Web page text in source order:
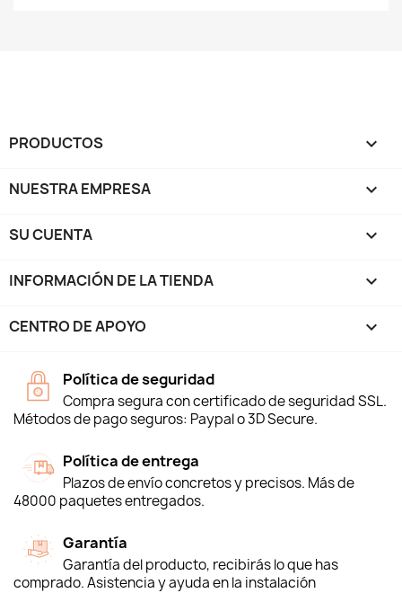
PRODUCTOS 
NUESTRA EMPRESA 
SU CUENTA 
INFORMACIÓN DE LA TIENDA keyboard_arrow_down
CENTRO DE APOYO 
Política de seguridad
Compra segura con certificado de seguridad SSL.
Métodos de pago seguros: Paypal o 3D Secure.
Política de entrega
Plazos de envío concretos y precisos. Más de
48000 paquetes entregados.
Garantía
Garantía del producto, recibirás lo que has
comprado. Asistencia y ayuda en la instalación